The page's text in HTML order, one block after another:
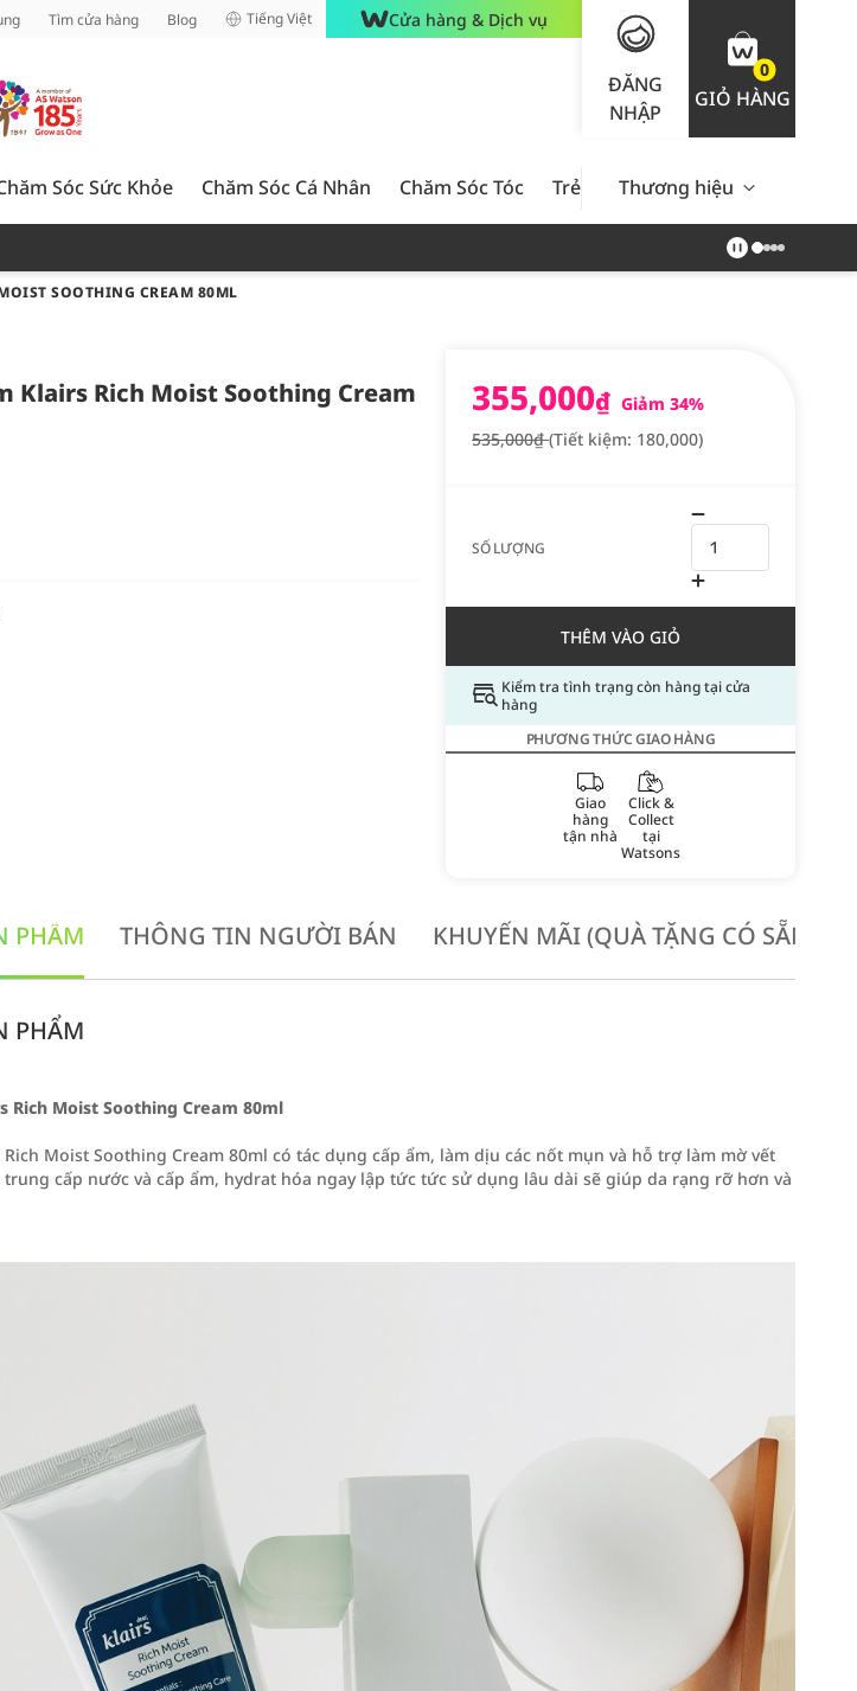
Tìm cửa hàng Blog Tiếng Việt Cửa hàng & Dịch vụ
ĐĂNG
NHẬP
0
GIỎ HÀNG
Sóc Sức Khỏe Chăm Sóc Cá Nhân Chăm Sóc Tóc Trẻ Em Nam Giới Chăm Sóc
Thương hiệu
SOOTHING CREAM 80ML
Klairs Rich Moist Soothing Cream
355,000₫ Giảm 34%
535,000₫(Tiết kiệm: 180,000)
SỐ LƯỢNG
THÊM VÀO GIỎ
Kiểm tra tình trạng còn hàng tại cửa
hàng
PHƯƠNG THỨC GIAO HÀNG
Giao
hàng
tận nhà
Click &
Collect
tại
Watsons
PHẨM THÔNG TIN NGƯỜI BÁN KHUYẾN MÃI (QUÀ TẶNG CÓ SẴN
PHẨM
Rich Moist Soothing Cream 80ml
Moist Soothing Cream 80ml có tác dụng cấp ẩm, làm dịu các nốt mụn và hỗ trợ làm mờ vết
cấp nước và cấp ẩm, hydrat hóa ngay lập tức tức sử dụng lâu dài sẽ giúp da rạng rỡ hơn và